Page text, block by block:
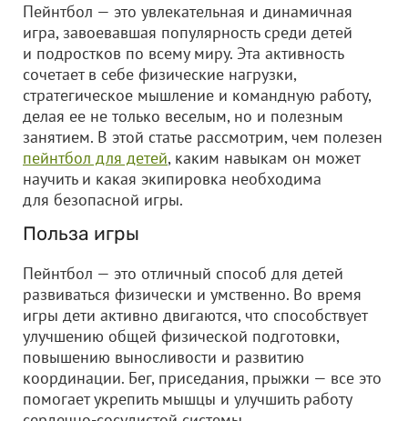
Пейнтбол — это увлекательная и динамичная
игра, завоевавшая популярность среди детей
и подростков по всему миру. Эта активность
сочетает в себе физические нагрузки,
стратегическое мышление и командную работу,
делая ее не только веселым, но и полезным
занятием. В этой статье рассмотрим, чем полезен
пейнтбол для детей, каким навыкам он может
научить и какая экипировка необходима
для безопасной игры.
Польза игры
Пейнтбол — это отличный способ для детей
развиваться физически и умственно. Во время
игры дети активно двигаются, что способствует
улучшению общей физической подготовки,
повышению выносливости и развитию
координации. Бег, приседания, прыжки — все это
помогает укрепить мышцы и улучшить работу